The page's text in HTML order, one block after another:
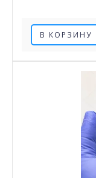
В КОРЗИНУ